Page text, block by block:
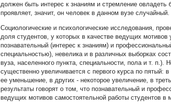
должен быть интерес к знаниям и стремление
проявляет, значит, он человек в данном вузе случайный.
Социологические и психологические исследования,
доля студентов, у которых в качестве ведущих
познавательный (интерес к знаниям) и
специальностью), невелика и в различных выборках
вуза, населенного пункта, специальности, пола и т. п.).
существенно увеличивается с первого курса по пятый:
ее уменьшение, в других - некоторое увеличение, в
результаты говорят о том, что познавательный и
ведущих мотивов самостоятельной работы студентов